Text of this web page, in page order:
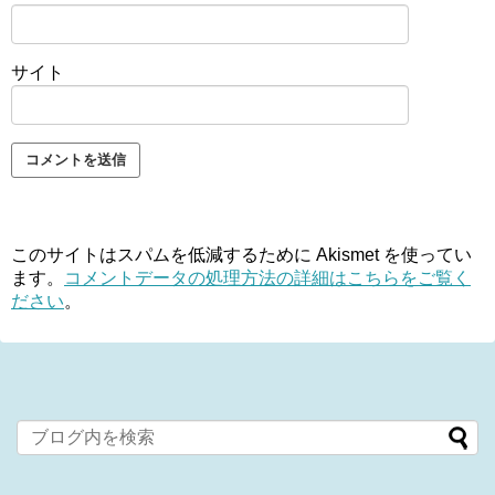
サイト
このサイトはスパムを低減するために Akismet を使ってい
ます。
コメントデータの処理方法の詳細はこちらをご覧く
ださい。